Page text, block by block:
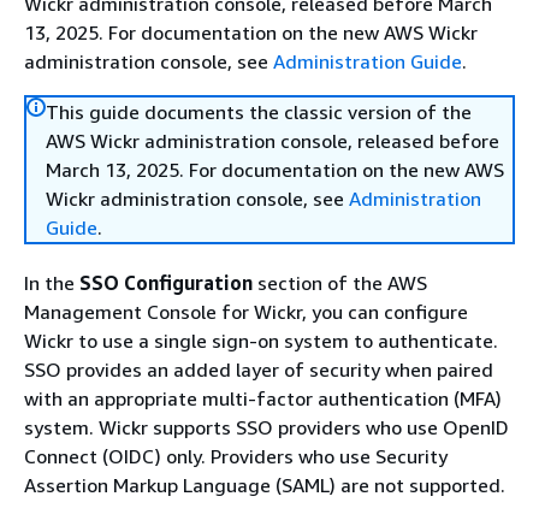
13, 2025. For documentation on the new AWS Wickr
administration console, see Administration Guide.
This guide documents the classic version of the
AWS Wickr administration console, released before
March 13, 2025. For documentation on the new AWS
Wickr administration console, see Administration
Guide.
In the SSO Configuration section of the AWS
Management Console for Wickr, you can configure
Wickr to use a single sign-on system to authenticate.
SSO provides an added layer of security when paired
with an appropriate multi-factor authentication (MFA)
system. Wickr supports SSO providers who use OpenID
Connect (OIDC) only. Providers who use Security
Assertion Markup Language (SAML) are not supported.